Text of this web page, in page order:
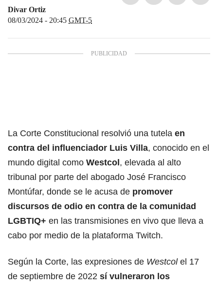
Divar Ortiz
08/03/2024 - 20:45 GMT-5
La Corte Constitucional resolvió una tutela en
contra del influenciador Luis Villa, conocido en el
mundo digital como Westcol, elevada al alto
tribunal por parte del abogado José Francisco
Montúfar, donde se le acusa de promover
discursos de odio en contra de la comunidad
LGBTIQ+ en las transmisiones en vivo que lleva a
cabo por medio de la plataforma Twitch.
Según la Corte, las expresiones de Westcol el 17
de septiembre de 2022 sí vulneraron los